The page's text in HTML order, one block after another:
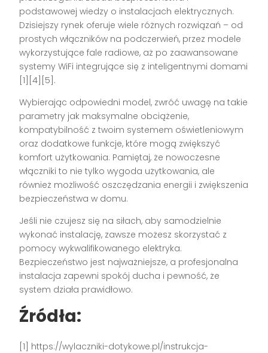
podstawowej wiedzy o instalacjach elektrycznych.
Dzisiejszy rynek oferuje wiele różnych rozwiązań – od
prostych włączników na podczerwień, przez modele
wykorzystujące fale radiowe, aż po zaawansowane
systemy WiFi integrujące się z inteligentnymi domami
[1][4][5].
Wybierając odpowiedni model, zwróć uwagę na takie
parametry jak maksymalne obciążenie,
kompatybilność z twoim systemem oświetleniowym
oraz dodatkowe funkcje, które mogą zwiększyć
komfort użytkowania. Pamiętaj, że nowoczesne
włączniki to nie tylko wygoda użytkowania, ale
również możliwość oszczędzania energii i zwiększenia
bezpieczeństwa w domu.
Jeśli nie czujesz się na siłach, aby samodzielnie
wykonać instalację, zawsze możesz skorzystać z
pomocy wykwalifikowanego elektryka.
Bezpieczeństwo jest najważniejsze, a profesjonalna
instalacja zapewni spokój ducha i pewność, że
system działa prawidłowo.
Źródła:
[1] https://wylaczniki-dotykowe.pl/instrukcja-